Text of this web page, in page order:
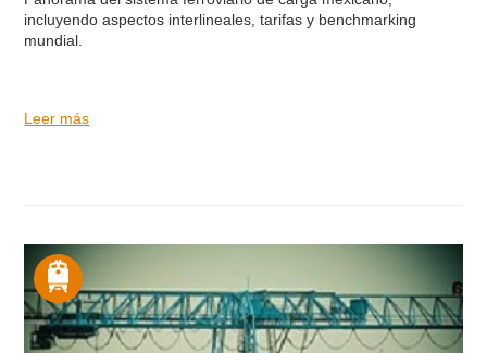
incluyendo aspectos interlineales, tarifas y benchmarking
mundial.
Leer más